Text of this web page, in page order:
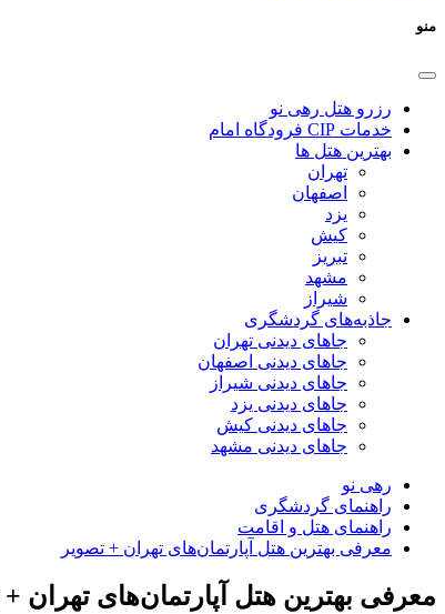
منو
رزرو هتل رهی نو
خدمات CIP فرودگاه امام
بهترین هتل ها
تهران
اصفهان
یزد
کیش
تبریز
مشهد
شیراز
جاذبه‌های گردشگری
جاهای دیدنی تهران
جاهای دیدنی اصفهان
جاهای دیدنی شیراز
جاهای دیدنی یزد
جاهای دیدنی کیش
جاهای دیدنی مشهد
رهی نو
راهنمای گردشگری
راهنمای هتل و اقامت
معرفی بهترین هتل آپارتمان‌های تهران + تصویر
معرفی بهترین هتل آپارتمان‌های تهران +